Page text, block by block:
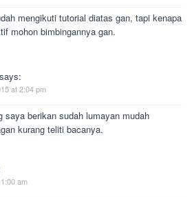
mengikuti tutorial diatas gan, tapi kenapa
mohon bimbingannya gan.
says:
at 2:04 pm
saya berikan sudah lumayan mudah
kurang teliti bacanya.
am